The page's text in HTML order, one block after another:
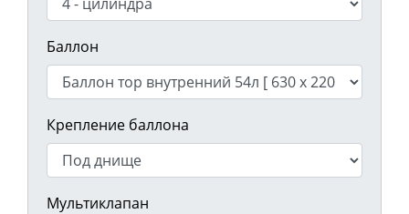
Баллон
Крепление баллона
Мультиклапан